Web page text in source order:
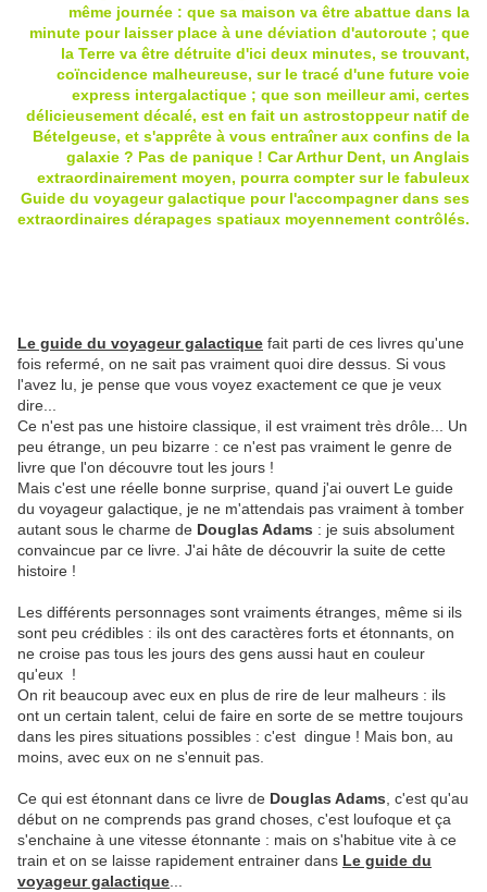
même journée : que sa maison va être abattue dans la
minute pour laisser place à une déviation d'autoroute ; que
la Terre va être détruite d'ici deux minutes, se trouvant,
coïncidence malheureuse, sur le tracé d'une future voie
express intergalactique ; que son meilleur ami, certes
délicieusement décalé, est en fait un astrostoppeur natif de
Bételgeuse, et s'apprête à vous entraîner aux confins de la
galaxie ? Pas de panique ! Car Arthur Dent, un Anglais
extraordinairement moyen, pourra compter sur le fabuleux
Guide du voyageur galactique pour l'accompagner dans ses
extraordinaires dérapages spatiaux moyennement contrôlés.
Le guide du voyageur galactique fait parti de ces livres qu'une
fois refermé, on ne sait pas vraiment quoi dire dessus. Si vous
l'avez lu, je pense que vous voyez exactement ce que je veux
dire...
Ce n'est pas une histoire classique, il est vraiment très drôle... Un
peu étrange, un peu bizarre : ce n'est pas vraiment le genre de
livre que l'on découvre tout les jours !
Mais c'est une réelle bonne surprise, quand j'ai ouvert Le guide
du voyageur galactique, je ne m'attendais pas vraiment à tomber
autant sous le charme de Douglas Adams : je suis absolument
convaincue par ce livre. J'ai hâte de découvrir la suite de cette
histoire !
Les différents personnages sont vraiments étranges, même si ils
sont peu crédibles : ils ont des caractères forts et étonnants, on
ne croise pas tous les jours des gens aussi haut en couleur
qu'eux !
On rit beaucoup avec eux en plus de rire de leur malheurs : ils
ont un certain talent, celui de faire en sorte de se mettre toujours
dans les pires situations possibles : c'est dingue ! Mais bon, au
moins, avec eux on ne s'ennuit pas.
Ce qui est étonnant dans ce livre de Douglas Adams , c'est qu'au
début on ne comprends pas grand choses, c'est loufoque et ça
s'enchaine à une vitesse étonnante : mais on s'habitue vite à ce
train et on se laisse rapidement entrainer dans Le guide du
voyageur galactique